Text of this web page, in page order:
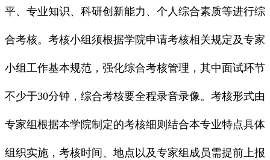
平、专业知识、科研创新能力、个人综合素质等进行综
合考核。考核小组须根据学院申请考核相关规定及专家
小组工作基本规范，强化综合考核管理，其中面试环节
不少于30分钟，综合考核要全程录音录像。考核形式由
专家组根据本学院制定的考核细则结合本专业特点具体
组织实施，考核时间、地点以及专家组成员需提前上报